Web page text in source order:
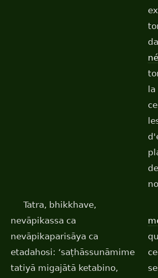
Tatra, bhikkhave,
nevāpikassa ca
nevāpikaparisāya ca
etadahosi: ‘saṭhāssunāmime
tatiyā migajātā ketabino,